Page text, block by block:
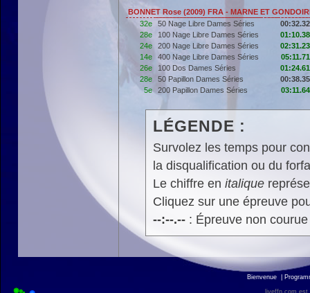
BONNET Rose (2009) FRA - MARNE ET
32e
50 Nage Libre Dames Séries
00:32.32
28e
100 Nage Libre Dames Séries
01:10.38
24e
200 Nage Libre Dames Séries
02:31.23
14e
400 Nage Libre Dames Séries
05:11.71
26e
100 Dos Dames Séries
01:24.61
28e
50 Papillon Dames Séries
00:38.35
5e
200 Papillon Dames Séries 03:11.64
LÉGENDE :
Survolez les temps pour
la disqualification ou du
Le chiffre en italique
Cliquez sur une épreuve
--:--.--: Épreuve non
Bienvenue
liveffn.com est